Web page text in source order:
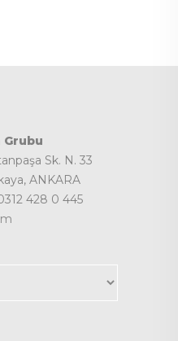
Grubu
Sk. N. 33
ANKARA
428 0 445